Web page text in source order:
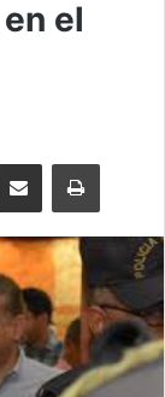
el
Compartir via Email Imprimi